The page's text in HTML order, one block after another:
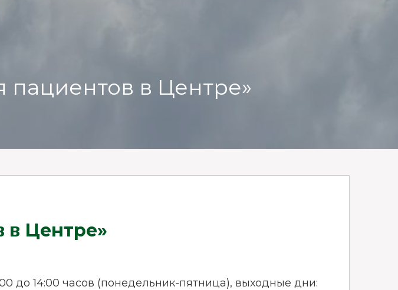
в Центре»
в Центре»
до 14:00 часов (понедельник-пятница), выходные дни: